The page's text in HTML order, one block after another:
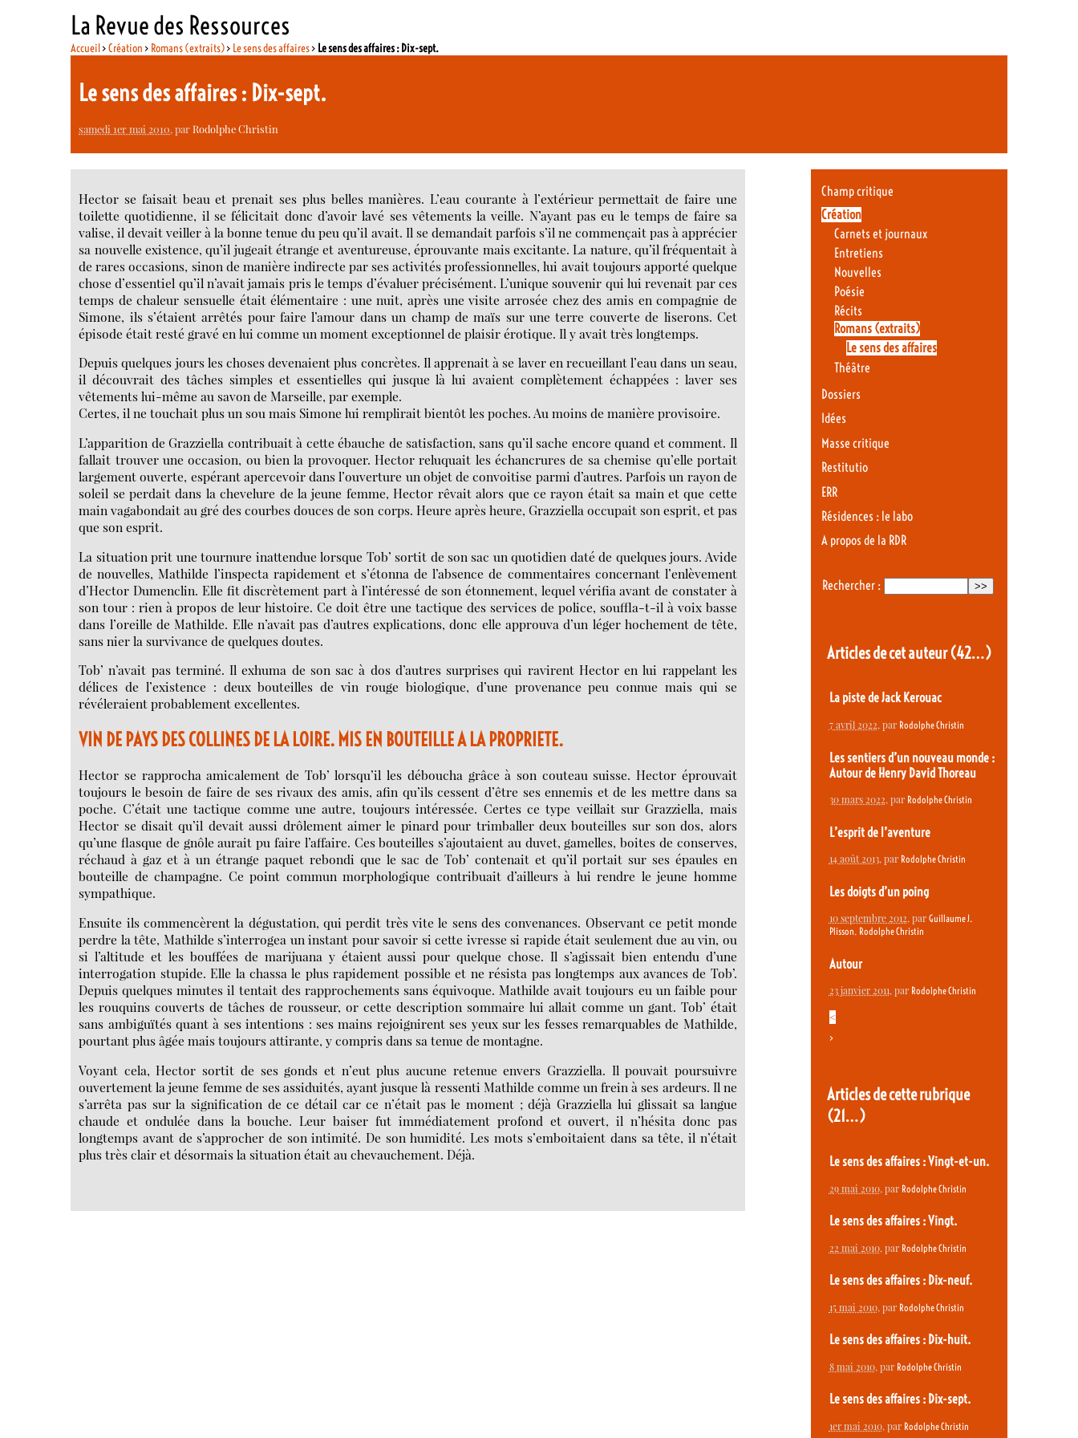
La Revue des Ressources
Accueil>Création > Romans (extraits)> Le sens des affaires> Le sens des affaires : Dix-sept.
Le sens des affaires : Dix-sept.
samedi 1er mai 2010, parRodolphe Christin
Hector se faisait beau et prenait ses plus belles manières. L’eau courante à l’extérieur permettait de faire une
toilette quotidienne, il se félicitait donc d’avoir lavé ses vêtements la veille. N’ayant pas eu le temps de faire sa
valise, il devait veiller à la bonne tenue du peu qu’il avait. Il se demandait parfois s’il ne commençait pas à apprécier
sa nouvelle existence, qu’il jugeait étrange et aventureuse, éprouvante mais excitante. La nature, qu’il fréquentait à
de rares occasions, sinon de manière indirecte par ses activités professionnelles, lui avait toujours apporté quelque
chose d’essentiel qu’il n’avait jamais pris le temps d’évaluer précisément. L’unique souvenir qui lui revenait par ces
temps de chaleur sensuelle était élémentaire : une nuit, après une visite arrosée chez des amis en compagnie de
Simone, ils s’étaient arrêtés pour faire l’amour dans un champ de maïs sur une terre couverte de liserons. Cet
épisode était resté gravé en lui comme un moment exceptionnel de plaisir érotique. Il y avait très longtemps.
Depuis quelques jours les choses devenaient plus concrètes. Il apprenait à se laver en recueillant l’eau dans un seau,
il découvrait des tâches simples et essentielles qui jusque là lui avaient complètement échappées : laver ses
vêtements lui-même au savon de Marseille, par exemple.
Certes, il ne touchait plus un sou mais Simone lui remplirait bientôt les poches. Au moins de manière provisoire.
L’apparition de Grazziella contribuait à cette ébauche de satisfaction, sans qu’il sache encore quand et comment. Il
fallait trouver une occasion, ou bien la provoquer. Hector reluquait les échancrures de sa chemise qu’elle portait
largement ouverte, espérant apercevoir dans l’ouverture un objet de convoitise parmi d’autres. Parfois un rayon de
soleil se perdait dans la chevelure de la jeune femme, Hector rêvait alors que ce rayon était sa main et que cette
main vagabondait au gré des courbes douces de son corps. Heure après heure, Grazziella occupait son esprit, et pas
que son esprit.
La situation prit une tournure inattendue lorsque Tob’ sortit de son sac un quotidien daté de quelques jours. Avide
de nouvelles, Mathilde l’inspecta rapidement et s’étonna de l’absence de commentaires concernant l’enlèvement
d’Hector Dumenclin. Elle fit discrètement part à l’intéressé de son étonnement, lequel vérifia avant de constater à
son tour : rien à propos de leur histoire. Ce doit être une tactique des services de police, souffla-t-il à voix basse
dans l’oreille de Mathilde. Elle n’avait pas d’autres explications, donc elle approuva d’un léger hochement de tête,
sans nier la survivance de quelques doutes.
Tob’ n’avait pas terminé. Il exhuma de son sac à dos d’autres surprises qui ravirent Hector en lui rappelant les
délices de l’existence : deux bouteilles de vin rouge biologique, d’une provenance peu connue mais qui se
révéleraient probablement excellentes.
VIN DE PAYS DES COLLINES DE LA LOIRE. MIS EN BOUTEILLE A LA PROPRIETE.
Hector se rapprocha amicalement de Tob’ lorsqu’il les déboucha grâce à son couteau suisse. Hector éprouvait
toujours le besoin de faire de ses rivaux des amis, afin qu’ils cessent d’être ses ennemis et de les mettre dans sa
poche. C’était une tactique comme une autre, toujours intéressée. Certes ce type veillait sur Grazziella, mais
Hector se disait qu’il devait aussi drôlement aimer le pinard pour trimballer deux bouteilles sur son dos, alors
qu’une flasque de gnôle aurait pu faire l’affaire. Ces bouteilles s’ajoutaient au duvet, gamelles, boites de conserves,
réchaud à gaz et à un étrange paquet rebondi que le sac de Tob’ contenait et qu’il portait sur ses épaules en
bouteille de champagne. Ce point commun morphologique contribuait d’ailleurs à lui rendre le jeune homme
sympathique.
Ensuite ils commencèrent la dégustation, qui perdit très vite le sens des convenances. Observant ce petit monde
perdre la tête, Mathilde s’interrogea un instant pour savoir si cette ivresse si rapide était seulement due au vin, ou
si l’altitude et les bouffées de marijuana y étaient aussi pour quelque chose. Il s’agissait bien entendu d’une
interrogation stupide. Elle la chassa le plus rapidement possible et ne résista pas longtemps aux avances de Tob’.
Depuis quelques minutes il tentait des rapprochements sans équivoque. Mathilde avait toujours eu un faible pour
les rouquins couverts de tâches de rousseur, or cette description sommaire lui allait comme un gant. Tob’ était
sans ambiguïtés quant à ses intentions : ses mains rejoignirent ses yeux sur les fesses remarquables de Mathilde,
pourtant plus âgée mais toujours attirante, y compris dans sa tenue de montagne.
Voyant cela, Hector sortit de ses gonds et n’eut plus aucune retenue envers Grazziella. Il pouvait poursuivre
ouvertement la jeune femme de ses assiduités, ayant jusque là ressenti Mathilde comme un frein à ses ardeurs. Il ne
s’arrêta pas sur la signification de ce détail car ce n’était pas le moment ; déjà Grazziella lui glissait sa langue
chaude et ondulée dans la bouche. Leur baiser fut immédiatement profond et ouvert, il n’hésita donc pas
longtemps avant de s’approcher de son intimité. De son humidité. Les mots s’emboitaient dans sa tête, il n’était
plus très clair et désormais la situation était au chevauchement. Déjà.
Champ critique
Création
Carnets et journaux
Entretiens
Nouvelles
Poésie
Récits
Romans (extraits)
Le sens des affaires
Théâtre
Dossiers
Idées
Masse critique
Restitutio
ERR
Résidences : le labo
A propos de la RDR
Rechercher :
Articles de cet auteur(42…)
La piste de Jack Kerouac
7 avril 2022, par Rodolphe Christin
Les sentiers d’un nouveau monde :
Autour de Henry David Thoreau
30 mars 2022, par Rodolphe Christin
L’esprit de l’aventure
14 août 2013, par Rodolphe Christin
Les doigts d’un poing
10 septembre 2012, par Guillaume J.
Plisson, Rodolphe Christin
Autour
23 janvier 2011, par Rodolphe Christin
<
>
Articles de cette rubrique
(21…)
Le sens des affaires : Vingt-et-un.
29 mai 2010, par Rodolphe Christin
Le sens des affaires : Vingt.
22 mai 2010, par Rodolphe Christin
Le sens des affaires : Dix-neuf.
15 mai 2010, par Rodolphe Christin
Le sens des affaires : Dix-huit.
8 mai 2010, par Rodolphe Christin
Le sens des affaires : Dix-sept.
1er mai 2010, par Rodolphe Christin